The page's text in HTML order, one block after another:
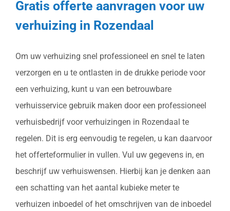
Gratis offerte aanvragen voor uw
verhuizing in Rozendaal
Om uw verhuizing snel professioneel en snel te laten
verzorgen en u te ontlasten in de drukke periode voor
een verhuizing, kunt u van een betrouwbare
verhuisservice gebruik maken door een professioneel
verhuisbedrijf voor verhuizingen in Rozendaal te
regelen. Dit is erg eenvoudig te regelen, u kan daarvoor
het offerteformulier in vullen. Vul uw gegevens in, en
beschrijf uw verhuiswensen. Hierbij kan je denken aan
een schatting van het aantal kubieke meter te
verhuizen inboedel of het omschrijven van de inboedel